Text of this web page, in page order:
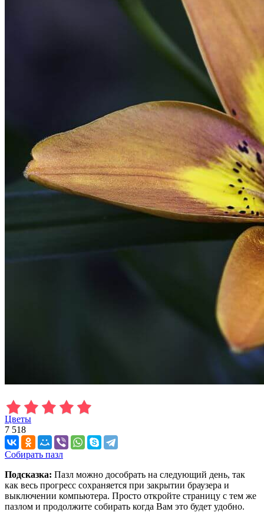
Цветы
7 518
Собирать пазл
Подсказка: Пазл можно дособрать на следующий день, так
как весь прогресс сохраняется при закрытии браузера и
выключении компьютера. Просто откройте страницу с тем же
пазлом и продолжите собирать когда Вам это будет удобно.